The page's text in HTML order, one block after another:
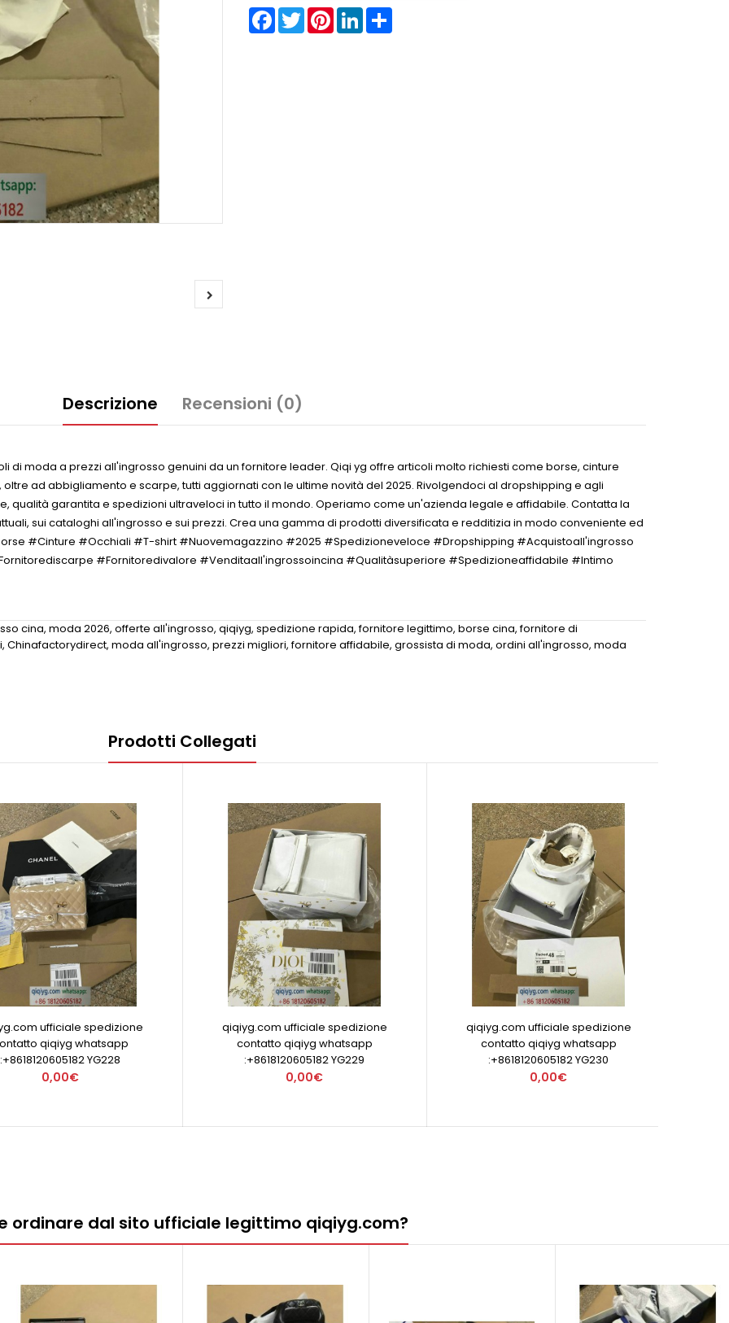
Facebook
TwitterPinterestLinkedIn
Descrizione Recensioni (0)
di moda a prezzi all'ingrosso genuini da un fornitore leader. Qiqi yg offre articoli molto richiesti come borse, cinture
ad abbigliamento e scarpe, tutti aggiornati con le ultime novità del 2025. Rivolgendoci al dropshipping e agli
qualità garantita e spedizioni ultraveloci in tutto il mondo. Operiamo come un'azienda legale e affidabile. Contatta la
sui cataloghi all'ingrosso e sui prezzi. Crea una gamma di prodotti diversificata e redditizia in modo conveniente ed
#Cinture #Occhiali #T-shirt #Nuovemagazzino #2025 #Spedizioneveloce #Dropshipping #Acquistoall'ingrosso
#Fornitoredivalore #Venditaall'ingrossoincina #Qualitàsuperiore #Spedizioneaffidabile #Intimo
cina, moda 2026, offerte all'ingrosso, qiqiyg, spedizione rapida,fornitore legittimo, borse cina,fornitore di
, Chinafactorydirect, moda all'ingrosso, prezzi migliori,fornitore affidabile, grossista di moda, ordini all'ingrosso, moda
Prodotti Collegati
ufficiale spedizione
qiqiyg whatsapp
:+8618120605182 YG228
0,00€
qiqiyg.com ufficiale spedizione
contatto qiqiyg whatsapp
:+8618120605182 YG229
0,00€
qiqiyg.com ufficiale spedizione
contatto qiqiyg whatsapp
:+8618120605182 YG230
0,00€
ordinare dal sito ufficiale legittimo qiqiyg.com?